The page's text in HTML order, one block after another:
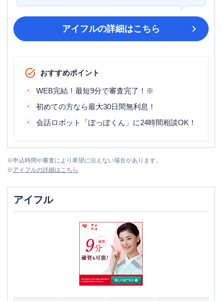
アイフルの詳細はこちら
おすすめポイント
WEB完結！最短9分で審査完了！※
初めての方なら最大30日間無利息！
会話ロボット「ぽっぽくん」に24時間相談OK！
※申込時間や審査により希望に沿えない場合があります。
※アイフルの詳細はこちら
アイフル